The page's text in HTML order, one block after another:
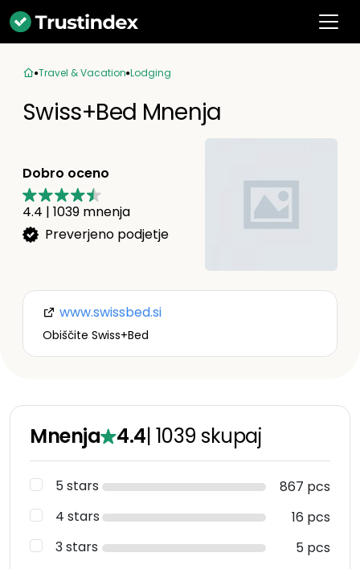
Travel & Vacation Lodging
Swiss+Bed Mnenja
Dobro oceno
4.4 | 1039 mnenja
Preverjeno podjetje
www.swissbed.si
Obiščite Swiss+Bed
Mnenja 4.4| 1039 skupaj
5 stars
867 pcs
4 stars
16 pcs
3 stars
5 pcs